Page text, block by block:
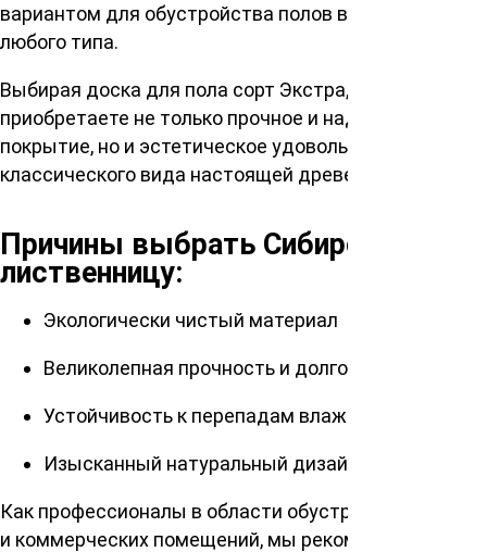
вариантом для обустройства полов в помещениях
любого типа.
Выбирая доска для пола сорт Экстра, вы
приобретаете не только прочное и надежное
покрытие, но и эстетическое удовольствие от
классического вида настоящей древесины.
Причины выбрать Сибирскую
лиственницу:
Экологически чистый материал
Великолепная прочность и долговечность
Устойчивость к перепадам влажности
Изысканный натуральный дизайн
Как профессионалы в области обустройства жилых
и коммерческих помещений, мы рекомендуем